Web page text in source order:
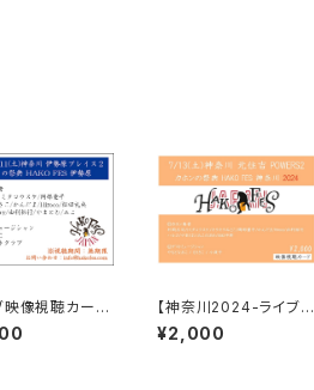
映像視聴カー
HAKO FES
【神奈川2024-ライブ映
像、無期限視聴カード】
HAKO FES 神奈川20
¥2,000